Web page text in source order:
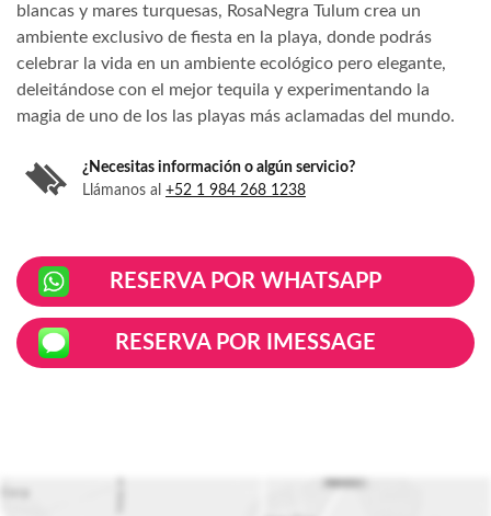
blancas y mares turquesas, RosaNegra Tulum crea un
ambiente exclusivo de fiesta en la playa, donde podrás
celebrar la vida en un ambiente ecológico pero elegante,
deleitándose con el mejor tequila y experimentando la
magia de uno de los las playas más aclamadas del mundo.
¿Necesitas información o algún servicio?
Llámanos al +52 1 984 268 1238
RESERVA POR WHATSAPP
RESERVA POR IMESSAGE